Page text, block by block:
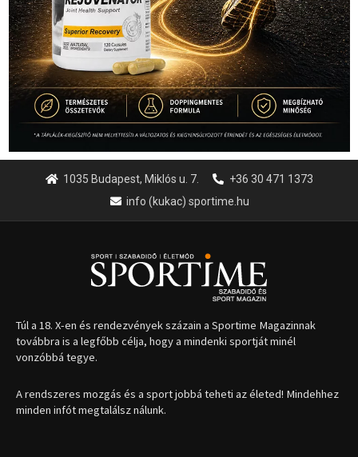
1035 Budapest, Miklós u. 7.
+36 30 471 1373
info (kukac) sportime.hu
Túl a 18. X-en és rendezvények százain a Sportime Magazinnak
továbbra is a legfőbb célja, hogy a mindenki sportját minél
vonzóbbá tegye.
A rendszeres mozgás és a sport jobbá teheti az életed! Mindehhez
minden infót megtalálsz nálunk.